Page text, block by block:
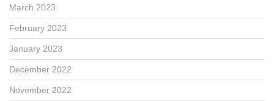
March 2023
February 2023
January 2023
December 2022
November 2022